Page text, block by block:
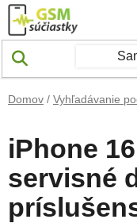
Prejsť na obsah
Domov / Vyhľadávanie
iPhone
servisné